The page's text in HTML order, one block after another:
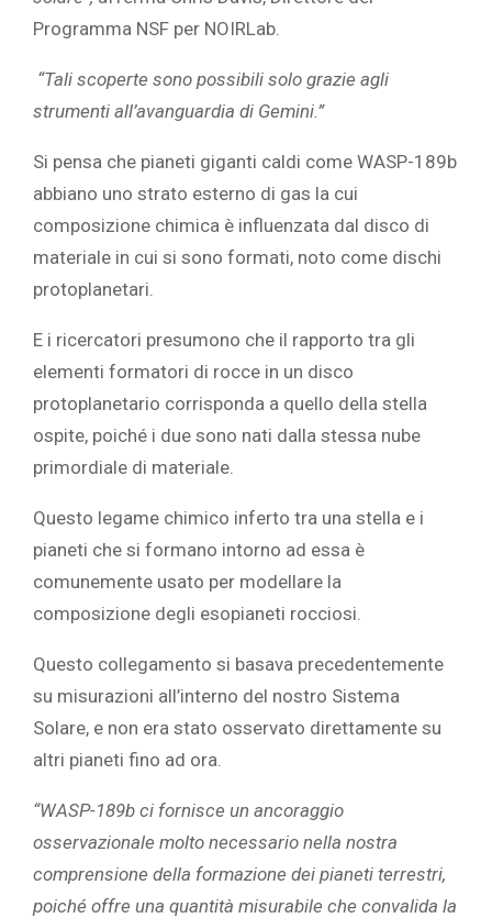
Programma NSF per NOIRLab.
“Tali scoperte sono possibili solo grazie agli
strumenti all’avanguardia di Gemini.”
Si pensa che pianeti giganti caldi come WASP-189b
abbiano uno strato esterno di gas la cui
composizione chimica è influenzata dal disco di
materiale in cui si sono formati, noto come dischi
protoplanetari.
E i ricercatori presumono che il rapporto tra gli
elementi formatori di rocce in un disco
protoplanetario corrisponda a quello della stella
ospite, poiché i due sono nati dalla stessa nube
primordiale di materiale.
Questo legame chimico inferto tra una stella e i
pianeti che si formano intorno ad essa è
comunemente usato per modellare la
composizione degli esopianeti rocciosi.
Questo collegamento si basava precedentemente
su misurazioni all’interno del nostro Sistema
Solare, e non era stato osservato direttamente su
altri pianeti fino ad ora.
“WASP-189b ci fornisce un ancoraggio
osservazionale molto necessario nella nostra
comprensione della formazione dei pianeti terrestri,
poiché offre una quantità misurabile che convalida la